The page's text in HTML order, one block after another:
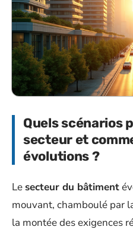
Quels scénarios
secteur et
évolutions ?
Le secteur du bâtiment
mouvant, chamboulé par
la montée des exigences